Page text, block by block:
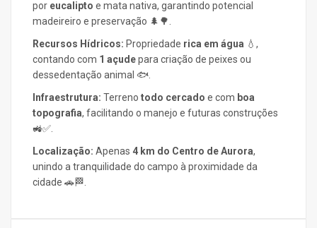
por eucalipto e mata nativa, garantindo potencial
madeireiro e preservação 🌲🌳.
Recursos Hídricos: Propriedade rica em água 💧,
contando com 1 açudepara criação de peixes ou
dessedentação animal 🐟.
Infraestrutura: Terreno todo cercado e com boa
topografia, facilitando o manejo e futuras construções
🚜✅.
Localização: Apenas 4 km do Centro de Aurora,
unindo a tranquilidade do campo à proximidade da
cidade 🚗🏁.